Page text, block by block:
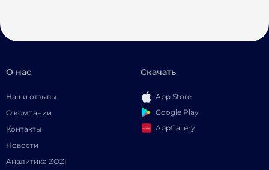
О нас
Наши отзывы
О компании
Контакты
Новости
Аналитика ZOZI
Скачать
App Store
Google Play
AppGallery